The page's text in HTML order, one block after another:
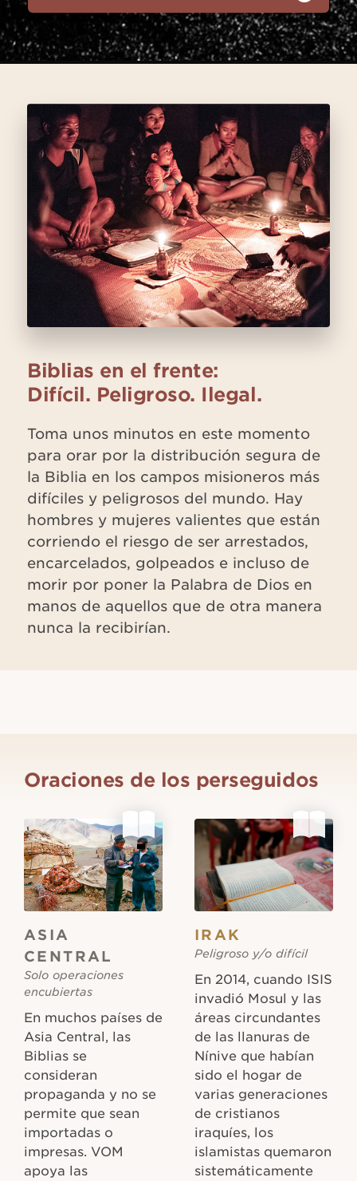
Biblias en el frente:
Difícil. Peligroso. Ilegal.
Toma unos minutos en este momento
para orar por la distribución segura de
la Biblia en los campos misioneros más
difíciles y peligrosos del mundo. Hay
hombres y mujeres valientes que están
corriendo el riesgo de ser arrestados,
encarcelados, golpeados e incluso de
morir por poner la Palabra de Dios en
manos de aquellos que de otra manera
nunca la recibirían.
Oraciones de los perseguidos
ASIA
CENTRAL
Solo operaciones
encubiertas
En muchos países de
Asia Central, las
Biblias se
consideran
propaganda y no se
permite que sean
importadas o
impresas. VOM
apoya las
IRAK
Peligroso y/o difícil
En 2014, cuando ISIS
invadió Mosul y las
áreas circundantes
de las llanuras de
Nínive que habían
sido el hogar de
varias generaciones
de cristianos
iraquíes, los
islamistas quemaron
sistemáticamente